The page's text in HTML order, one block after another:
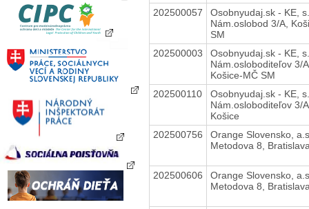
202500057
Osobnyudaj.sk - KE,
Nám.oslobod 3/A,
SM
202500003
Osobnyudaj.sk - KE,
Nám.osloboditeľov 3/
Košice-MČ SM
202500110
Osobnyudaj.sk - KE,
Nám.osloboditeľov 3/
Košice
202500756
Orange Slovensko,
Metodova 8,
202500606
Orange Slovensko,
Metodova 8,